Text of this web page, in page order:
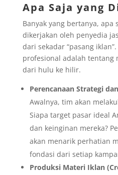
Apa Saja yang
Banyak yang bertanya, apa
dikerjakan oleh penyedia
dari sekadar “pasang
profesional adalah tentang
dari hulu ke hilir.
Perencanaan Strategi
Awalnya, tim akan
Siapa target pasar ideal
dan keinginan mereka?
akan menarik perhatian
fondasi dari setiap
Produksi Materi Iklan